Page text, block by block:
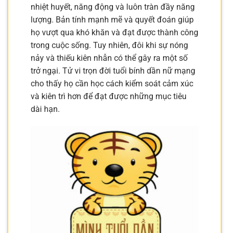
nhiệt huyết, năng động và luôn tràn đầy năng
lượng. Bản tính mạnh mẽ và quyết đoán giúp
họ vượt qua khó khăn và đạt được thành công
trong cuộc sống. Tuy nhiên, đôi khi sự nóng
nảy và thiếu kiên nhẫn có thể gây ra một số
trở ngại. Tử vi trọn đời tuổi bính dần nữ mạng
cho thấy họ cần học cách kiểm soát cảm xúc
và kiên trì hơn để đạt được những mục tiêu
dài hạn.